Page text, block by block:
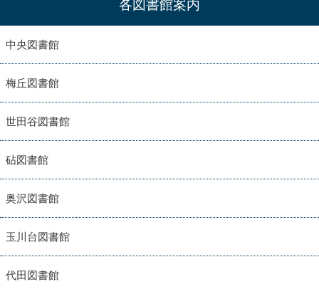
各図書館案内
中央図書館
梅丘図書館
世田谷図書館
砧図書館
奥沢図書館
玉川台図書館
代田図書館